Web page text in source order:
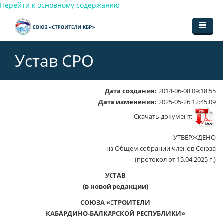
Перейти к основному содержанию
Генеральный директор
Контрольная комиссия
Ревизионная комиссия
Дисциплинарная комиссия
Прекращение членства
Внутренние документы
Решения генерального директора
Протоколы общего собрания
Протоколы Совета
Устав СРО
Дата создания: 2014-06-08 09:18:55
Дата изменения: 2025-05-26 12:45:09
Скачать документ:
УТВЕРЖДЕНО
на Общем собрании членов Союза
(протокол от 15.04.2025 г.)
УСТАВ
(в новой редакции)
СОЮЗА «СТРОИТЕЛИ
КАБАРДИНО-БАЛКАРСКОЙ РЕСПУБЛИКИ»